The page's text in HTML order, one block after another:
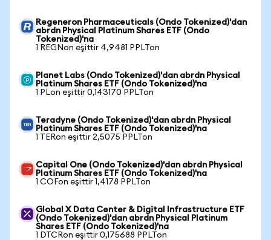
Regeneron Pharmaceuticals (Ondo Tokenized)'dan
abrdn Physical Platinum Shares ETF (Ondo
Tokenized)'na
1 REGNon eşittir 4,9481 PPLTon
Planet Labs (Ondo Tokenized)'dan abrdn Physical
Platinum Shares ETF (Ondo Tokenized)'na
1 PLon eşittir 0,143170 PPLTon
Teradyne (Ondo Tokenized)'dan abrdn Physical
Platinum Shares ETF (Ondo Tokenized)'na
1 TERon eşittir 2,5075 PPLTon
Capital One (Ondo Tokenized)'dan abrdn Physical
Platinum Shares ETF (Ondo Tokenized)'na
1 COFon eşittir 1,4178 PPLTon
Global X Data Center & Digital Infrastructure ETF
(Ondo Tokenized)'dan abrdn Physical Platinum
Shares ETF (Ondo Tokenized)'na
1 DTCRon eşittir 0,175688 PPLTon